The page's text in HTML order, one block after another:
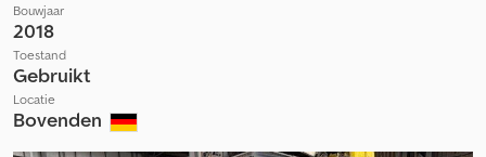
Bouwjaar
2018
Toestand
Gebruikt
Locatie
Bovenden